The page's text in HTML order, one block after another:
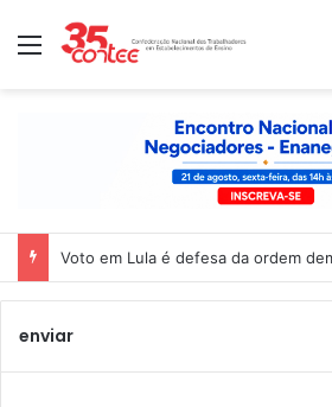
Menu
Voto em Lula é defesa da ordem
enviar